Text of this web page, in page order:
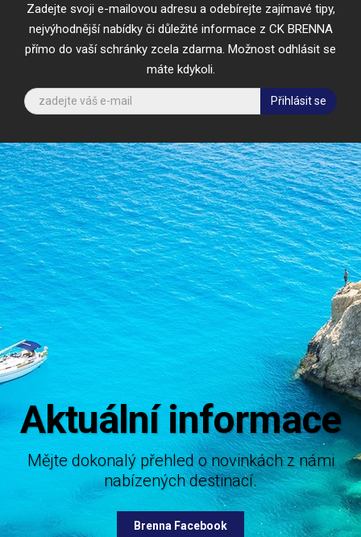
Zadejte svoji e-mailovou adresu a odebírejte zajímavé tipy,
nejvýhodnější nabídky či důležité informace z CK BRENNA
přímo do vaší schránky zcela zdarma. Možnost odhlásit se
máte kdykoli.
Přihlásit se
inspiraci, kam se vydat
Aktuální informace
Mějte dokonalý přehled o novinkách z námi
nabízených destinací.
Brenna Facebook